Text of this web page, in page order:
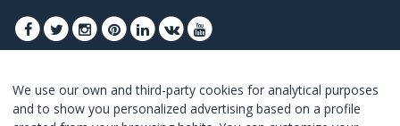
DELTAG AT FÅ BEDSTE TILBUD
We use our own and third-party cookies for analytical purposes
and to show you personalized advertising based on a profile